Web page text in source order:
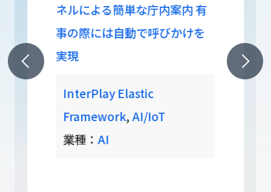
多言語対応のタッチパネルモ
ニターで、 わかりやすい庁舎
案内で来庁者の利便性向上を
InterPlay Elastic
Framework